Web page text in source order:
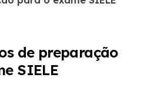
de preparação
SIELE